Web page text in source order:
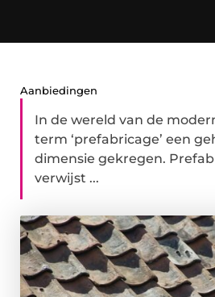
Aanbiedingen
In de wereld van de
term ‘prefabricage’ een
dimensie gekregen.
verwijst ...